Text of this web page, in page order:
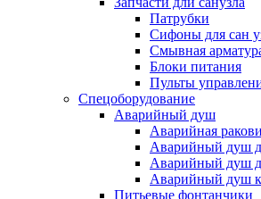
Патрубки
Сифоны для сан
Смывная
Блоки питания
Пульты
Спецоборудование
Аварийный душ
Аварийная
Аварийный душ
Аварийный душ
Аварийный душ
Питьевые фонтанчики